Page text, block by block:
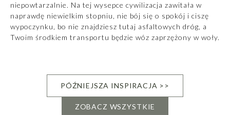
niepowtarzalnie. Na tej wysepce cywilizacja zawitała w
naprawdę niewielkim stopniu, nie bój się o spokój i ciszę
wypoczynku, bo nie znajdziesz tutaj asfaltowych dróg, a
Twoim środkiem transportu będzie wóz zaprzężony w woły.
PÓŹNIEJSZA INSPIRACJA >>
ZOBACZ WSZYSTKIE